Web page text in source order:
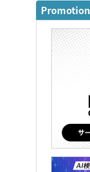
Promotion